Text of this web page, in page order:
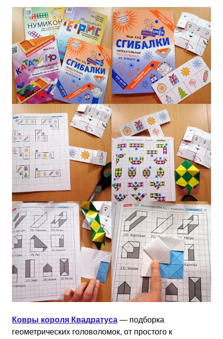
Ковры короля Квадратуса — подборка
геометрических головоломок, от простого к